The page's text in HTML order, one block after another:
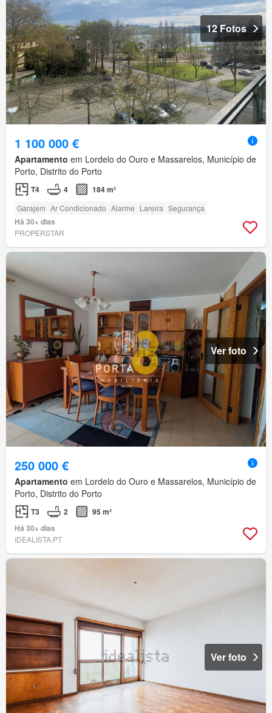
12 Fotos
1 100 000 €
Apartamento em Lordelo do Ouro e Massarelos, Município de
Porto, Distrito do Porto
T4 4 184 m²
Garajem Ar Condicionado Alarme Lareira Segurança
Há 30+ dias
PROPERSTAR
Ver foto
250 000 €
Apartamento em Lordelo do Ouro e Massarelos, Município de
Porto, Distrito do Porto
T3 2
95 m²
Há 30+ dias
IDEALISTA.PT
Ver foto